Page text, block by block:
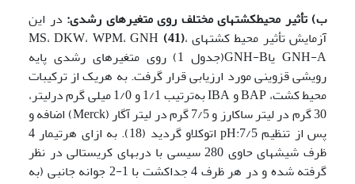
ب) تأثیر محیط­کشت­های مختلف روی متغیر­های رشدی: در این
آزمایش تأثیر محیط­ کشت­های MS، DKW، WPM، GNH (41)،
GNH-A یاGNH-B(جدول 1) روی متغیرهای رشدی پایه
رویشی قزوینی مورد ارزیابی قرار گرفت. به هریک از ترکیبات
محیط­ کشت، BAP و IBA به‌ترتیب 1/1 و 1/0 میلی گرم درلیتر،
30 گرم در لیتر ساکارز و 7/5 گرم در لیتر آگار (Merck) اضافه و
پس از تنظیم 7/5:pH اتوکلاو گردید (18). به ازای هرتیمار 4
ظرف شیشه­ای حاوی 280 سی­سی با درب­های کریستالی در نظر
گرفته شده و در هر ظرف 4 جداکشت با 1-2 جوانه جانبی (به